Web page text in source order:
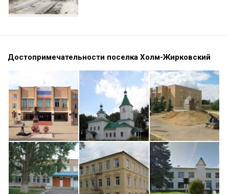
Достопримечательности поселка Холм-Жирковский